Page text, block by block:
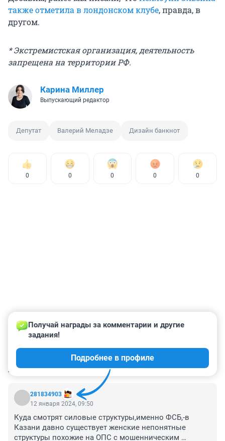
также отметила в лондонском клубе, правда, в
другом.
* Экстремистская организация, деятельность
запрещена на территории РФ.
Карина Миллер
Выпускающий редактор
Депутат Валерий Меладзе Дизайн банкнот
0 0 0 0 0
КОММЕНТАРИИ 10
281834903
Получай награды за комментарии и другие
задания!
Подробнее в профиле
12 января 2024, 09:50
Куда смотрят силовые структуры,именно ФСБ,-в
Казани давно существует женские непонятные
структуры похожие на ОПС с мошенническим